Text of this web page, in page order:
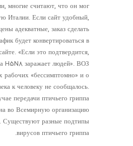
многие считают, что он мог
Италии. Если сайт удобный,
адекватные, заказ сделать
будет конвертироваться в
«Если это подтвердится,
H5N8 заражает людей». ВОЗ
рабочих «бессимптомно» и о
к человеку не сообщалось.
передачи птичьего гриппа
​​во Всемирную организацию
Существуют разные подтипы
вирусов птичьего гриппа.